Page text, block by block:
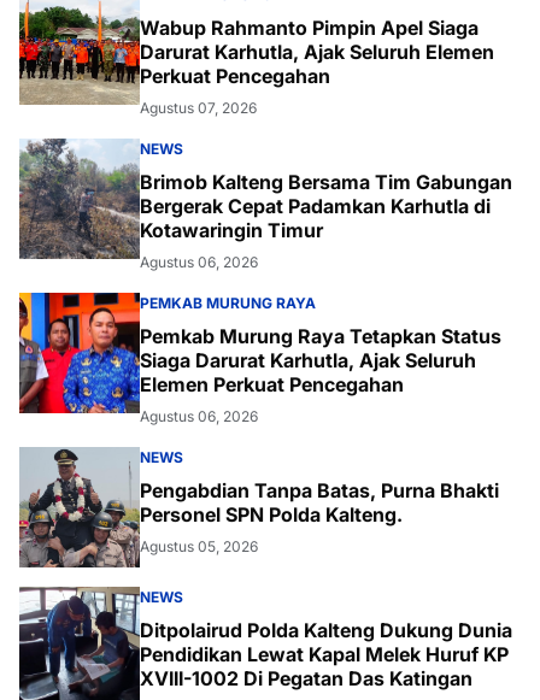
Wabup Rahmanto Pimpin Apel Siaga
Darurat Karhutla, Ajak Seluruh Elemen
Perkuat Pencegahan
Agustus 07, 2026
NEWS
Brimob Kalteng Bersama Tim Gabungan
Bergerak Cepat Padamkan Karhutla di
Kotawaringin Timur
Agustus 06, 2026
PEMKAB MURUNG RAYA
Pemkab Murung Raya Tetapkan Status
Siaga Darurat Karhutla, Ajak Seluruh
Elemen Perkuat Pencegahan
Agustus 06, 2026
NEWS
Pengabdian Tanpa Batas, Purna Bhakti
Personel SPN Polda Kalteng.
Agustus 05, 2026
NEWS
Ditpolairud Polda Kalteng Dukung Dunia
Pendidikan Lewat Kapal Melek Huruf KP
XVIII-1002 Di Pegatan Das Katingan